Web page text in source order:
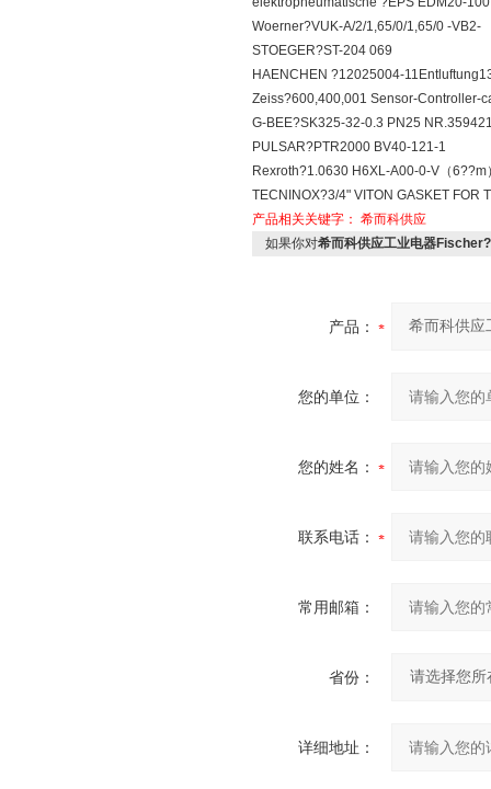
Woerner?VUK-A/2/1,65/0/1,65/0 -VB2-
STOEGER?ST-204 069
HAENCHEN ?12025004-
Zeiss?600,400,001 Sensor-Controller-
G-BEE?SK325-32-0.3 PN25
PULSAR?PTR2000 BV40-121-1
Rexroth?1.0630 H6XL-A00-0-V（6??m
TECNINOX?3/4" VITON GASKET FOR
产品相关关键字： 希而科供应
如果你对希而科供应工业电器
产品：
您的单位：
您的姓名：
联系电话：
常用邮箱：
省份：
详细地址：